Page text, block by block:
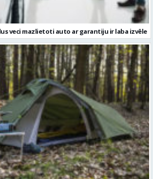
telti? Svarīgākie tehniskie parametri un